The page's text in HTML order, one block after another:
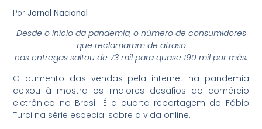
Por Jornal Nacional
Desde o início da pandemia, o número de consumidores
que reclamaram de atraso
nas entregas saltou de 73 mil para quase 190 mil por mês.
O aumento das vendas pela internet na pandemia
deixou à mostra os maiores desafios do comércio
eletrônico no Brasil. É a quarta reportagem do Fábio
Turci na série especial sobre a vida online.